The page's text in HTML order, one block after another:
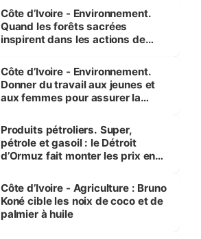
Côte d’Ivoire - Environnement.
Quand les forêts sacrées
inspirent dans les actions de
Côte d’Ivoire - Environnement.
Donner du travail aux jeunes et
aux femmes pour assurer la
menacées
Produits pétroliers. Super,
pétrole et gasoil : le Détroit
d’Ormuz fait monter les prix en
Côte d’Ivoire - Agriculture : Bruno
Koné cible les noix de coco et de
palmier à huile